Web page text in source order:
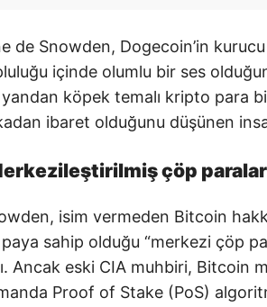
de Snowden, Dogecoin’in
içinde olumlu bir ses
köpek temalı kripto para
ibaret olduğunu düşünen
çöp
isim vermeden Bitcoin
sahip olduğu “merkezi çöp
Ancak eski CIA muhbiri, Bitcoin
Proof of Stake (PoS)